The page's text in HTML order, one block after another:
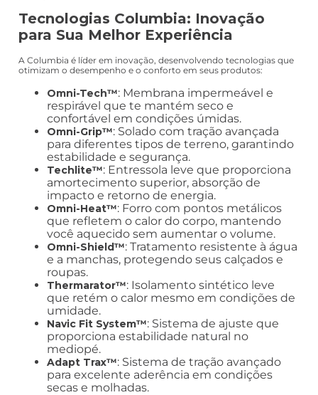
Tecnologias Columbia: Inovação
para Sua Melhor Experiência
A Columbia é líder em inovação, desenvolvendo tecnologias que
otimizam o desempenho e o conforto em seus produtos:
Omni-Tech™: Membrana impermeável e
respirável que te mantém seco e
confortável em condições úmidas.
Omni-Grip™: Solado com tração avançada
para diferentes tipos de terreno, garantindo
estabilidade e segurança.
Techlite™: Entressola leve que proporciona
amortecimento superior, absorção de
impacto e retorno de energia.
Omni-Heat™: Forro com pontos metálicos
que refletem o calor do corpo, mantendo
você aquecido sem aumentar o volume.
Omni-Shield™: Tratamento resistente à água
e a manchas, protegendo seus calçados e
roupas.
Thermarator™: Isolamento sintético leve
que retém o calor mesmo em condições de
umidade.
Navic Fit System™: Sistema de ajuste que
proporciona estabilidade natural no
mediopé.
Adapt Trax™: Sistema de tração avançado
para excelente aderência em condições
secas e molhadas.